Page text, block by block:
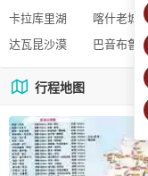
卡拉库里湖
喀什老城区
达瓦昆沙漠
巴音布鲁克
行程地图